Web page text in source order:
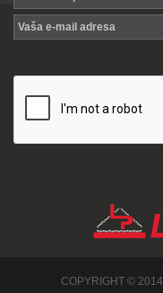
COPYRIGHT © 2014